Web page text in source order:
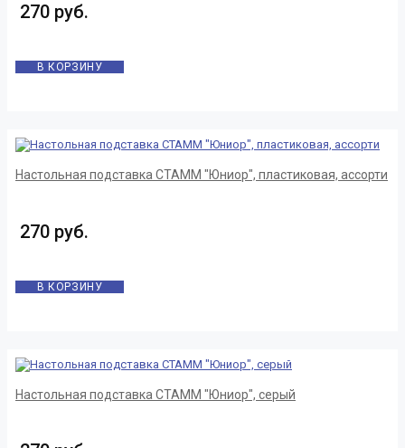
270 руб.
В КОРЗИНУ
Настольная подставка СТАММ "Юниор", пластиковая, ассорти
270 руб.
В КОРЗИНУ
Настольная подставка СТАММ "Юниор", серый